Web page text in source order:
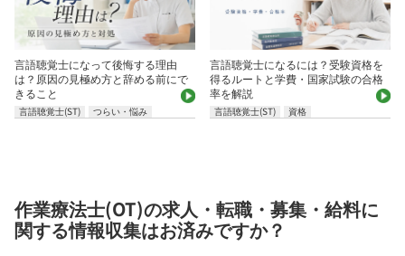
言語聴覚士になって後悔する理由
は？原因の見極め方と辞める前にで
きること
言語聴覚士(ST) つらい・悩み
言語聴覚士になるには？受験資格を
得るルートと学費・国家試験の合格
率を解説
言語聴覚士(ST) 資格
作業療法士(OT)の求人・転職・募集・給料に
関する情報収集はお済みですか？